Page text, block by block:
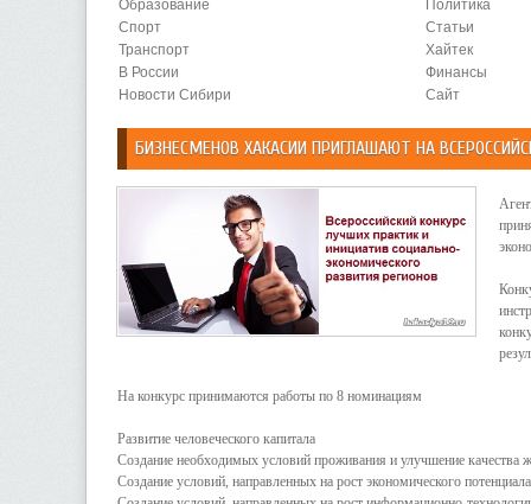
Образование
Политика
Спорт
Статьи
Транспорт
Хайтек
В России
Финансы
Новости Сибири
Сайт
БИЗНЕСМЕНОВ ХАКАСИИ ПРИГЛАШАЮТ НА
На конкурс принимаются работы по 8 номинациям
Развитие человеческого капитала
Создание необходимых условий проживания и улучшение качества
Создание условий, направленных на рост экономического